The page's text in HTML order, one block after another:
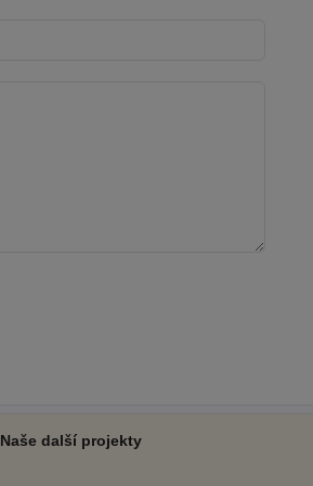
Naše další projekty